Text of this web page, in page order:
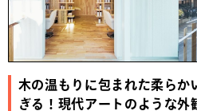
木の温もりに包まれた柔らか
ぎる！現代アートのような外